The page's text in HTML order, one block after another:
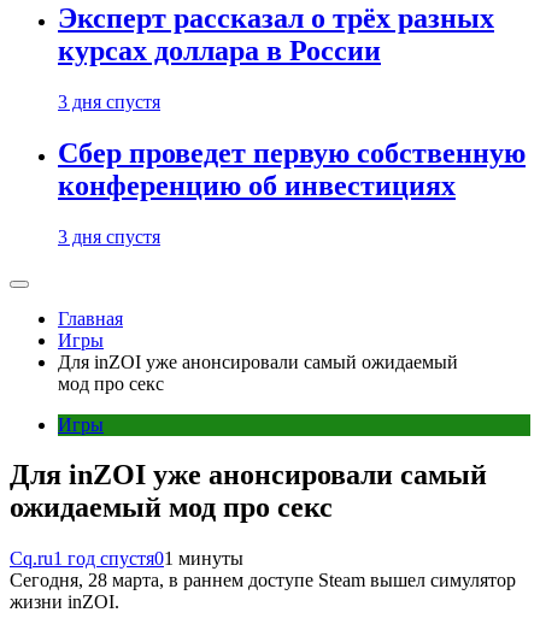
Эксперт рассказал о трёх разных
курсах доллара в России
3 дня спустя
Сбер проведет первую собственную
конференцию об инвестициях
3 дня спустя
Главная
Игры
Для inZOI уже анонсировали самый ожидаемый
мод про секс
Игры
Для inZOI уже анонсировали самый
ожидаемый мод про секс
Cq.ru1 год спустя01 минуты
Сегодня, 28 марта, в раннем доступе Steam вышел симулятор
жизни inZOI.